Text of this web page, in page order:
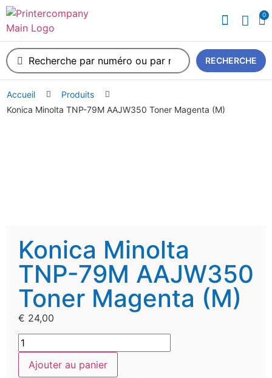
0
RECHERCHE
Accueil
Produits
Konica Minolta TNP-79M AAJW350 Toner Magenta (M)
Konica Minolta
TNP-79M AAJW350
Toner Magenta (M)
€ 24,00
Ajouter au panier